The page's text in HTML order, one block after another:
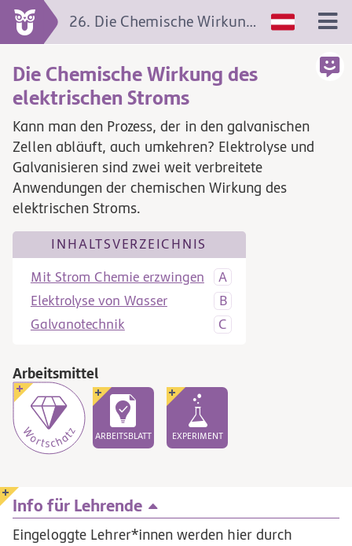
Die Chemische Wirkung des
elektrischen Stroms
Kann man den Prozess, der in den galvanischen
Zellen abläuft, auch umkehren? Elektrolyse und
Galvanisieren sind zwei weit verbreitete
Anwendungen der chemischen Wirkung des
elektrischen Stroms.
INHALTSVERZEICHNIS
Mit Strom Chemie erzwingen
Elektrolyse von Wasser
Galvanotechnik
Arbeitsmittel
ARBEITSBLATT EXPERIMENT
Info für Lehrende
Eingeloggte Lehrer*innen werden hier durch
26. Die Chemische Wirkung des elektrischen Stroms